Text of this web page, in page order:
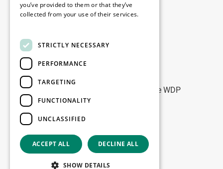
Contact
Blijf op de hoogte
Blijf up-to-date: meld u aan voor onze WDP
Marketing nieuwsbrieven
Copyright © 2026
you’ve provided to them or that they’ve
collected from your use of their services.
STRICTLY NECESSARY
PERFORMANCE
TARGETING
FUNCTIONALITY
UNCLASSIFIED
ACCEPT ALL DECLINE ALL
SHOW DETAILS